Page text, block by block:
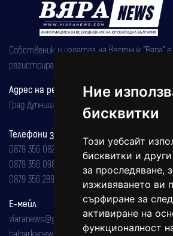
Ние
бисквитки
Този уебсайт
бисквитки и
за проследяване,
изживяването ви
сърфиране за
активиране на
функционалност
Собственик и издател на вестник "Вяра"
регистрирана на 08.05.2002 година.
Адрес на редакцията
Град Дупница, ул.''Христо Ботев" 43
Телефони за реклама и абонаменти
0879 356 082
0879 356 098
0879 356 289
Е-мейл
viaranews@gmail.com
balgarkanews@gmail.com